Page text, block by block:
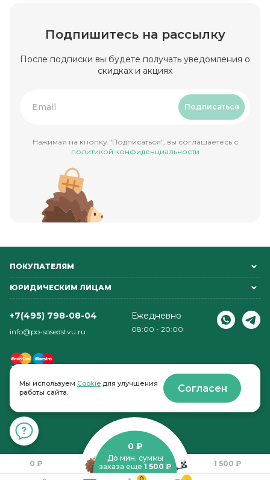
Подпишитесь на рассылку
После подписки вы будете получать уведомления о
скидках и акциях
Подписаться
Нажимая на кнопку "Подписаться", вы соглашаетесь с
политикой конфиденциальности
ПОКУПАТЕЛЯМ
ЮРИДИЧЕСКИМ ЛИЦАМ
+7(495) 798-08-04
info@po-sosedstvu.ru
Ежедневно
08:00 - 20:00
© 2022-2026 . По соседству
0 ₽
0 ₽
До мин. суммы
заказа еще 1 500 ₽ 1 500 ₽
Мы используем Cookie для улучшения
работы сайта.
Согласен